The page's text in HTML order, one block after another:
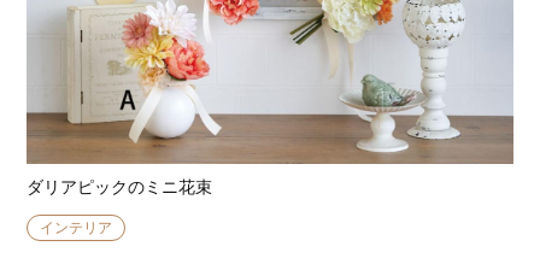
ダリアピックのミニ花束
インテリア